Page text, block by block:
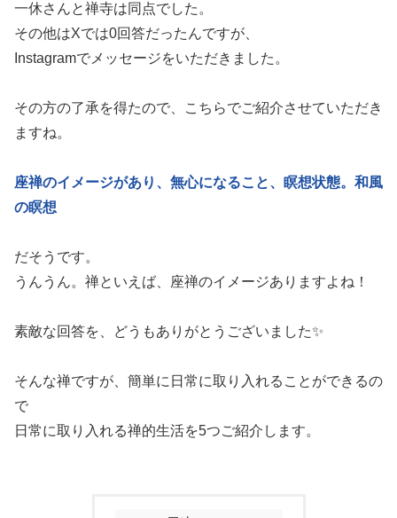
一休さんと禅寺は同点でした。
その他はXでは0回答だったんですが、
Instagramでメッセージをいただきました。
その方の了承を得たので、こちらでご紹介させていただき
ますね。
座禅のイメージがあり、無心になること、瞑想状態。和風
の瞑想
だそうです。
うんうん。禅といえば、座禅のイメージありますよね！
素敵な回答を、どうもありがとうございました✨
そんな禅ですが、簡単に日常に取り入れることができるの
で
日常に取り入れる禅的生活を5つご紹介します。